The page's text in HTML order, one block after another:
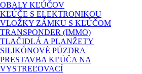
OBALY KĽÚČOV
KĽÚČE S ELEKTRONIKOU
VLOŽKY ZÁMKU S KĽÚČOM
TRANSPONDER (IMMO)
TLAČIDLÁ A PLANŽETY
SILIKÓNOVÉ PÚZDRA
PRESTAVBA KĽÚČA NA
VYSTREĽOVACÍ